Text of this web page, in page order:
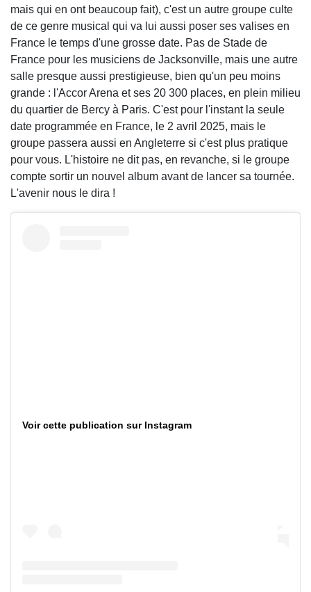
mais qui en ont beaucoup fait), c'est un autre groupe culte
de ce genre musical qui va lui aussi poser ses valises en
France le temps d'une grosse date. Pas de Stade de
France pour les musiciens de Jacksonville, mais une autre
salle presque aussi prestigieuse, bien qu'un peu moins
grande : l'Accor Arena et ses 20 300 places, en plein milieu
du quartier de Bercy à Paris. C'est pour l'instant la seule
date programmée en France, le 2 avril 2025, mais le
groupe passera aussi en Angleterre si c'est plus pratique
pour vous. L'histoire ne dit pas, en revanche, si le groupe
compte sortir un nouvel album avant de lancer sa tournée.
L'avenir nous le dira !
Voir cette publication sur Instagram